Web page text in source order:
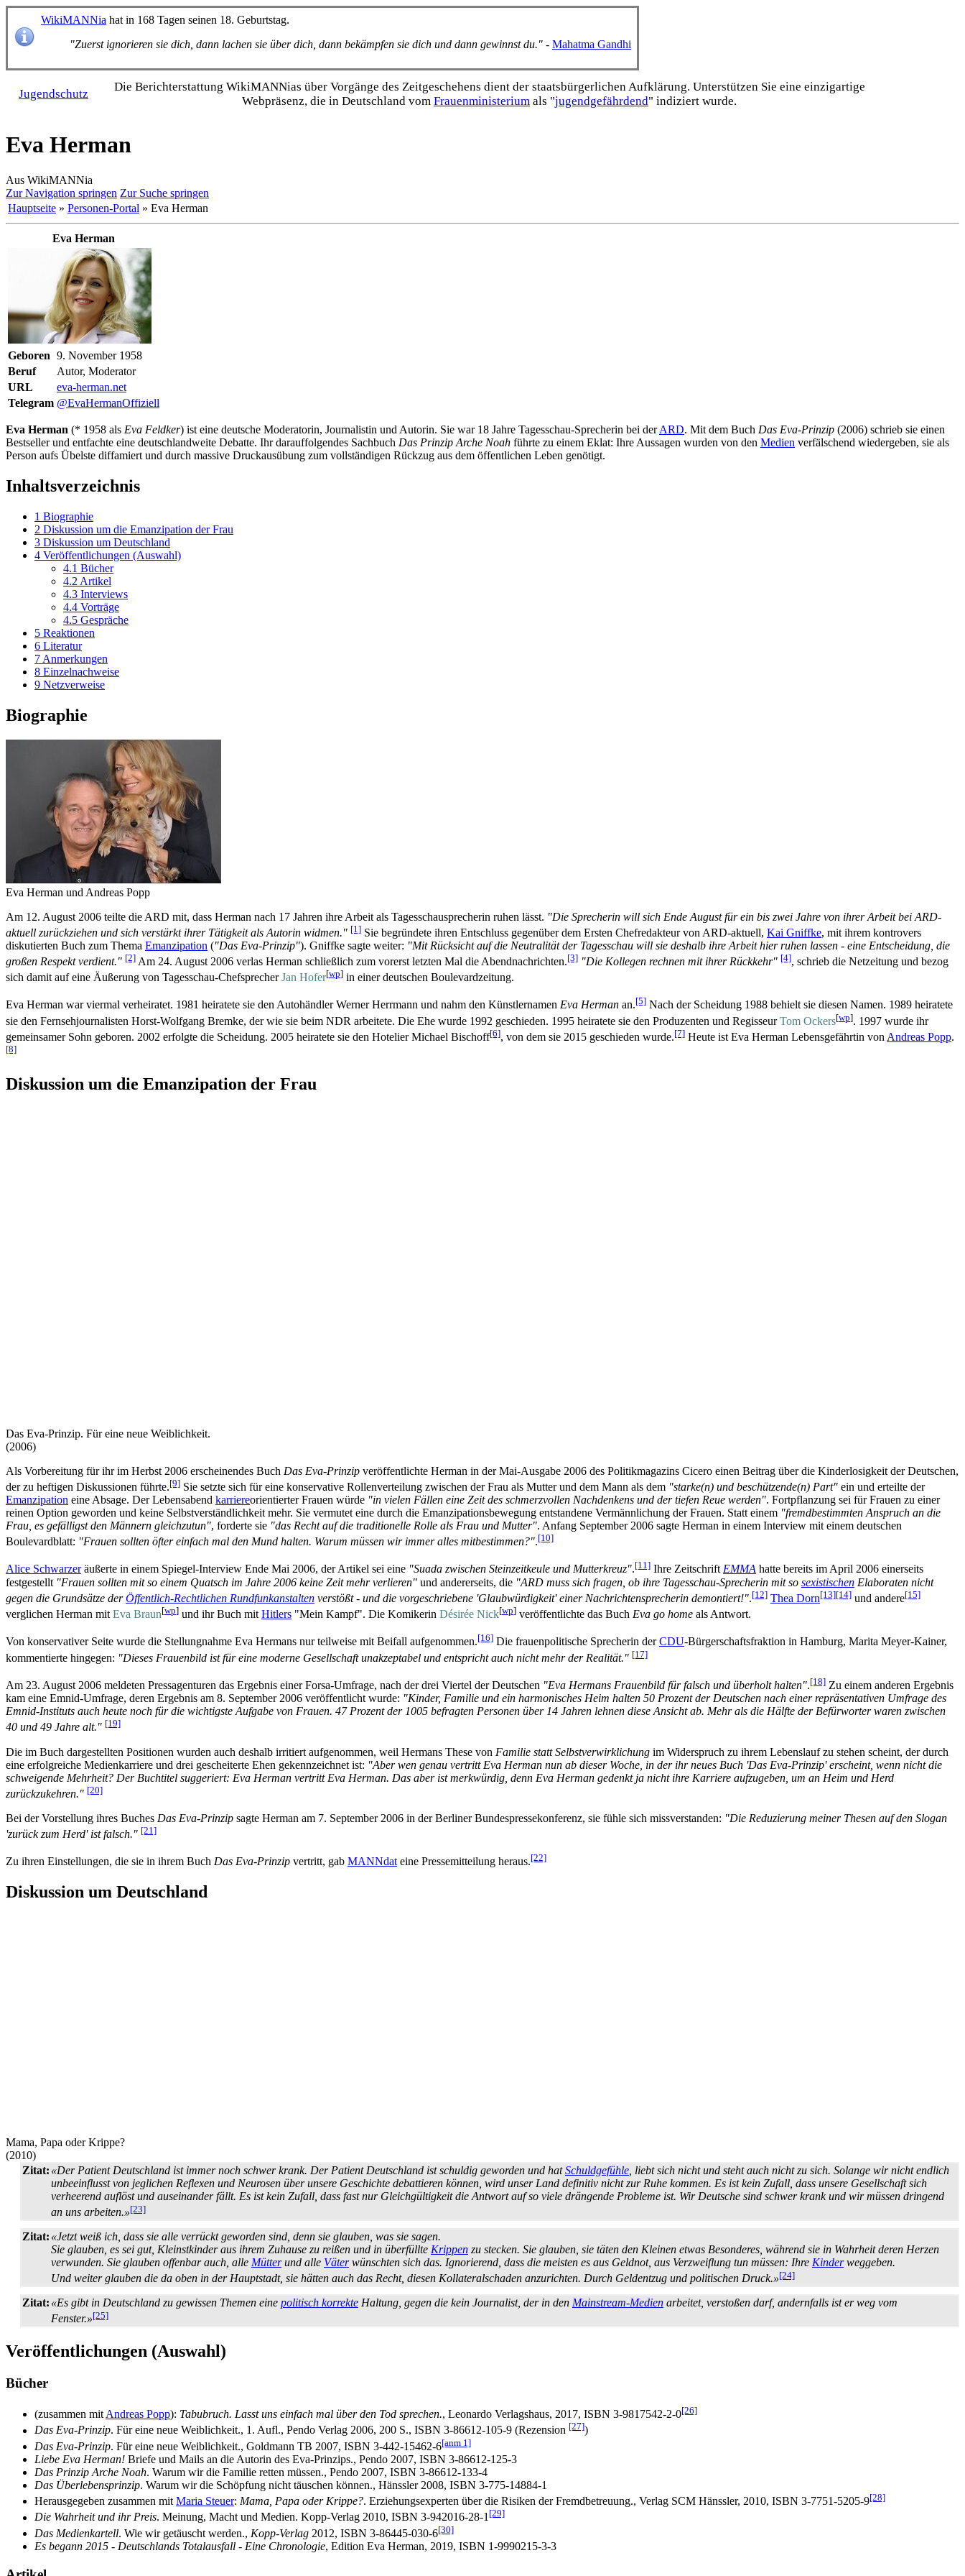
WikiMANNia hat in 168 Tagen seinen 18. Geburtstag.
"Zuerst ignorieren sie dich, dann lachen sie über dich, dann bekämpfen sie dich und dann gewinnst du." - Mahatma Gandhi
Jugendschutz
Die Bericht­erstattung WikiMANNias über Vorgänge des Zeitgeschehens dient der staats­bürgerlichen Aufklärung. Unterstützen Sie eine einzig­artige
Webpräsenz, die in Deutschland vom Frauen­ministerium als "jugend­gefährdend" indiziert wurde.
Eva Herman
Aus WikiMANNia
Zur Navigation springen Zur Suche springen
Hauptseite » Personen-Portal » Eva Herman
Eva Herman
Geboren 9. November 1958
Beruf
Autor, Moderator
URL
eva-herman.net
Telegram @EvaHermanOffiziell
Eva Herman (* 1958 als Eva Feldker) ist eine deutsche Moderatorin, Journalistin und Autorin. Sie war 18 Jahre Tages­schau-Sprecherin bei derARD. Mit dem Buch Das Eva-Prinzip (2006) schrieb sie einen
Bestseller und entfachte eine deutschland­weite Debatte. Ihr darauf­folgendes Sachbuch Das Prinzip Arche Noah führte zu einem Eklat: Ihre Aussagen wurden von den Medien verfälschend wiedergeben, sie als
Person aufs Übelste diffamiert und durch massive Druckausübung zum vollständigen Rückzug aus dem öffentlichen Leben genötigt.
Inhaltsverzeichnis
1 Biographie
2 Diskussion um die Emanzipation der Frau
3 Diskussion um Deutschland
4 Veröffentlichungen (Auswahl)
4.1 Bücher
4.2 Artikel
4.3 Interviews
4.4 Vorträge
4.5 Gespräche
5 Reaktionen
6 Literatur
7 Anmerkungen
8 Einzelnachweise
9 Netzverweise
Biographie
Eva Herman und Andreas Popp
Am 12. August 2006 teilte die ARD mit, dass Herman nach 17 Jahren ihre Arbeit als Tages­schau­sprecherin ruhen lässt. "Die Sprecherin will sich Ende August für ein bis zwei Jahre von ihrer Arbeit bei ARD-
aktuell zurück­ziehen und sich verstärkt ihrer Tätigkeit als Autorin widmen." [1] Sie begründete ihren Entschluss gegenüber dem Ersten Chef­redakteur von ARD-aktuell, Kai Gniffke, mit ihrem kontrovers
diskutierten Buch zum Thema Emanzipation ("Das Eva-Prinzip"). Gniffke sagte weiter: "Mit Rücksicht auf die Neutralität der Tagesschau will sie deshalb ihre Arbeit hier ruhen lassen - eine Entscheidung, die
großen Respekt verdient." [2] Am 24. August 2006 verlas Herman schließlich zum vorerst letzten Mal die Abend­nach­richten.[3] "Die Kollegen rechnen mit ihrer Rückkehr" [4], schrieb die Netzeitung und bezog
sich damit auf eine Äußerung von Tagesschau-ChefsprecherJan Hofer[wp] in einer deutschen Boulevard­zeitung.
Eva Herman war viermal verheiratet. 1981 heiratete sie den Autohändler Werner Herrmann und nahm den Künstlernamen Eva Herman an.[5] Nach der Scheidung 1988 behielt sie diesen Namen. 1989 heiratete
sie den Fernseh­journalisten Horst-Wolfgang Bremke, der wie sie beim NDR arbeitete. Die Ehe wurde 1992 geschieden. 1995 heiratete sie den Produzenten und RegisseurTom Ockers[wp]. 1997 wurde ihr
gemeinsamer Sohn geboren. 2002 erfolgte die Scheidung. 2005 heiratete sie den Hotelier Michael Bischoff[6], von dem sie 2015 geschieden wurde.[7] Heute ist Eva Herman Lebensgefährtin vonAndreas Popp.
[8]
Diskussion um die Emanzipation der Frau
Das Eva-Prinzip. Für eine neue Weiblichkeit.
(2006)
Als Vorbereitung für ihr im Herbst 2006 erscheinendes Buch Das Eva-Prinzip veröffentlichte Herman in der Mai-Ausgabe 2006 des Politik­magazins Cicero einen Beitrag über die Kinderlosigkeit der Deutschen,
der zu heftigen Diskussionen führte.[9] Sie setzte sich für eine konservative Rollenverteilung zwischen der Frau als Mutter und dem Mann als dem "starke(n) und beschützende(n) Part" ein und erteilte der
Emanzipation eine Absage. Der Lebensabend karriere­orientierter Frauen würde "in vielen Fällen eine Zeit des schmerzvollen Nachdenkens und der tiefen Reue werden". Fortpflanzung sei für Frauen zu einer
reinen Option geworden und keine Selbst­ver­ständlich­keit mehr. Sie vermutet eine durch die Emanzipations­bewegung entstandene Vermännlichung der Frauen. Statt einem "fremd­bestimmten Anspruch an die
Frau, es gefälligst den Männern gleichzutun", forderte sie "das Recht auf die traditionelle Rolle als Frau und Mutter". Anfang September 2006 sagte Herman in einem Interview mit einem deutschen
Boulevardblatt: "Frauen sollten öfter einfach mal den Mund halten. Warum müssen wir immer alles mitbestimmen?".[10]
Alice Schwarzeräußerte in einem Spiegel-Interview Ende Mai 2006, der Artikel sei eine "Suada zwischen Steinzeitkeule und Mutterkreuz".[11] Ihre ZeitschriftEMMA hatte bereits im April 2006 einerseits
festgestellt "Frauen sollten mit so einem Quatsch im Jahre 2006 keine Zeit mehr verlieren" und andererseits, die "ARD muss sich fragen, ob ihre Tagesschau-Sprecherin mit so sexistischen Elaboraten nicht
gegen die Grundsätze derÖffentlich-Rechtlichen Rundfunk­anstalten verstößt - und die vorgeschriebene 'Glaubwürdigkeit' einer Nachrichten­sprecherin demontiert!".[12] Thea Dorn[13][14] und andere[15]
verglichen Herman mit Eva Braun[wp] und ihr Buch mit Hitlers "Mein Kampf". Die Komikerin Désirée Nick[wp] veröffentlichte das Buch Eva go home als Antwort.
Von konservativer Seite wurde die Stellungnahme Eva Hermans nur teilweise mit Beifall aufgenommen.[16] Die frauenpolitische Sprecherin derCDU-Bürgerschafts­fraktion in Hamburg, Marita Meyer-Kainer,
kommentierte hingegen: "Dieses Frauenbild ist für eine moderne Gesellschaft unakzeptabel und entspricht auch nicht mehr der Realität." [17]
Am 23. August 2006 meldeten Pressagenturen das Ergebnis einer Forsa-Umfrage, nach der drei Viertel der Deutschen "Eva Hermans Frauenbild für falsch und überholt halten".[18] Zu einem anderen Ergebnis
kam eine Emnid-Umfrage, deren Ergebnis am 8. September 2006 veröffentlicht wurde: "Kinder, Familie und ein harmonisches Heim halten 50 Prozent der Deutschen nach einer repräsentativen Umfrage des
Emnid-Instituts auch heute noch für die wichtigste Aufgabe von Frauen. 47 Prozent der 1005 befragten Personen über 14 Jahren lehnen diese Ansicht ab. Mehr als die Hälfte der Befürworter waren zwischen
40 und 49 Jahre alt." [19]
Die im Buch dargestellten Positionen wurden auch deshalb irritiert aufgenommen, weil Hermans These von Familie statt Selbst­verwirklichung im Widerspruch zu ihrem Lebenslauf zu stehen scheint, der durch
eine erfolgreiche Medien­karriere und drei gescheiterte Ehen gekennzeichnet ist: "Aber wen genau vertritt Eva Herman nun ab dieser Woche, in der ihr neues Buch 'Das Eva-Prinzip' erscheint, wenn nicht die
schweigende Mehrheit? Der Buchtitel suggeriert: Eva Herman vertritt Eva Herman. Das aber ist merkwürdig, denn Eva Herman gedenkt ja nicht ihre Karriere aufzugeben, um an Heim und Herd
zurückzukehren." [20]
Bei der Vorstellung ihres Buches Das Eva-Prinzip sagte Herman am 7. September 2006 in der Berliner Bundes­presse­konferenz, sie fühle sich missverstanden: "Die Reduzierung meiner Thesen auf den Slogan
'zurück zum Herd' ist falsch." [21]
Zu ihren Einstellungen, die sie in ihrem Buch Das Eva-Prinzip vertritt, gab MANNdateine Pressemitteilung heraus.[22]
Diskussion um Deutschland
Mama, Papa oder Krippe?
(2010)
Zitat: «Der Patient Deutschland ist immer noch schwer krank. Der Patient Deutschland ist schuldig geworden und hatSchuldgefühle , liebt sich nicht und steht auch nicht zu sich. Solange wir nicht endlich
unbeeinflusst von jeglichen Reflexen und Neurosen über unsere Geschichte debattieren können, wird unser Land definitiv nicht zur Ruhe kommen. Es ist kein Zufall, dass unsere Gesellschaft sich
verheerend auflöst und auseinander fällt. Es ist kein Zufall, dass fast nur Gleichgültigkeit die Antwort auf so viele drängende Probleme ist. Wir Deutsche sind schwer krank und wir müssen dringend
an uns arbeiten.»[23]
Zitat: «Jetzt weiß ich, dass sie alle verrückt geworden sind, denn sie glauben, was sie sagen.
Sie glauben, es sei gut, Kleinstkinder aus ihrem Zuhause zu reißen und in überfüllte Krippen zu stecken. Sie glauben, sie täten den Kleinen etwas Besonderes, während sie in Wahrheit deren Herzen
verwunden. Sie glauben offenbar auch, alle Mütterund alle Väterwünschten sich das. Ignorierend, dass die meisten es aus Geldnot, aus Verzweiflung tun müssen: Ihre Kinderweggeben.
Und weiter glauben die da oben in der Hauptstadt, sie hätten auch das Recht, diesen Kollateral­schaden anzurichten. Durch Geldentzug und politischen Druck.»[24]
Zitat: «Es gibt in Deutschland zu gewissen Themen eine politisch korrekte Haltung, gegen die kein Journalist, der in den Mainstream-Medien arbeitet, verstoßen darf, andernfalls ist er weg vom
Fenster.»[25]
Veröffentlichungen (Auswahl)
Bücher
(zusammen mit‎ Andreas Popp): Tabubruch. Lasst uns einfach mal über den Tod sprechen., Leonardo Verlagshaus, 2017, ISBN 3-9817542-2-0[26]
Das Eva-Prinzip. Für eine neue Weiblichkeit., 1. Aufl., Pendo Verlag 2006, 200 S., ISBN 3-86612-105-9 (Rezension [27])
Das Eva-Prinzip. Für eine neue Weiblichkeit., Goldmann TB 2007, ISBN 3-442-15462-6[anm 1]
Liebe Eva Herman! Briefe und Mails an die Autorin des Eva-Prinzips., Pendo 2007, ISBN 3-86612-125-3
Das Prinzip Arche Noah. Warum wir die Familie retten müssen., Pendo 2007, ISBN 3-86612-133-4
Das Überlebensprinzip. Warum wir die Schöpfung nicht täuschen können., Hänssler 2008, ISBN 3-775-14884-1
Herausgegeben zusammen mit Maria Steuer: Mama, Papa oder Krippe?. Erziehungsexperten über die Risiken der Fremdbetreuung., Verlag SCM Hänssler, 2010, ISBN 3-7751-5205-9[28]
Die Wahrheit und ihr Preis. Meinung, Macht und Medien. Kopp-Verlag 2010, ISBN 3-942016-28-1[29]
Das Medienkartell. Wie wir getäuscht werden., Kopp-Verlag 2012, ISBN 3-86445-030-6[30]
Es begann 2015 - Deutschlands Totalausfall - Eine Chronologie, Edition Eva Herman, 2019, ISBN 1-9990215-3-3